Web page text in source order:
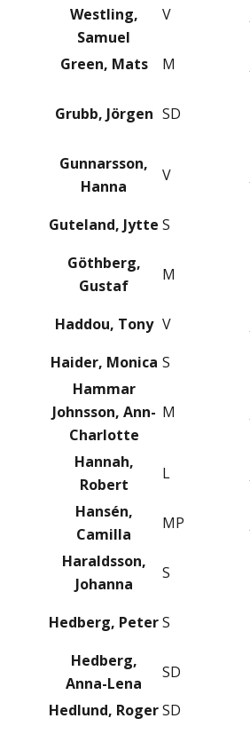
Westling,
Samuel
V
Green, Mats M
Grubb, Jörgen SD
Gunnarsson,
Hanna
V
Guteland, Jytte S
Göthberg,
Gustaf
M
Haddou, Tony V
Haider, Monica S
Hammar
Johnsson, Ann-
Charlotte
M
Hannah,
Robert
L
Hansén,
Camilla
MP
Haraldsson,
Johanna
S
Hedberg, PeterS
Hedberg,
Anna-Lena
SD
Hedlund, RogerSD